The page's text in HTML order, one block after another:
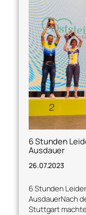
6 Stunden
Ausdauer
26.07.2023
6 Stunden
AusdauerNach
Stuttgart